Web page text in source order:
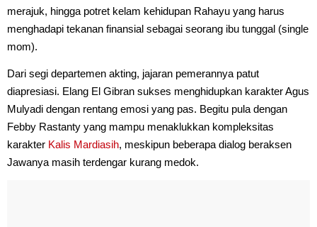
merajuk, hingga potret kelam kehidupan Rahayu yang harus
menghadapi tekanan finansial sebagai seorang ibu tunggal (single
mom).
Dari segi departemen akting, jajaran pemerannya patut
diapresiasi. Elang El Gibran sukses menghidupkan karakter Agus
Mulyadi dengan rentang emosi yang pas. Begitu pula dengan
Febby Rastanty yang mampu menaklukkan kompleksitas
karakter Kalis Mardiasih, meskipun beberapa dialog beraksen
Jawanya masih terdengar kurang medok.